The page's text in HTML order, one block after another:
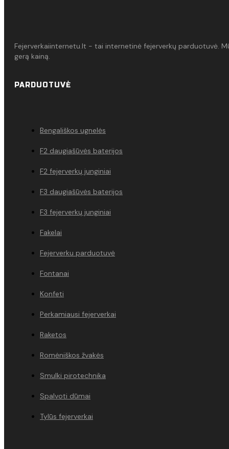
Fejerverkaiinternetu.lt - tai internetinė fejerverkų parduotuvė.
gerą kainą.
PARDUOTUVĖ
Bengališkos ugnelės
F2 daugiašūvės baterijos
F2 fejerverkų junginiai
F3 daugiašūvės baterijos
F3 fejerverkų junginiai
Fakelai
Fejerverku parduotuvė
Fontanai
Konfeti
Perkamiausi fejerverkai
Raketos
Romėniškos žvakės
Smulki pirotechnika
Spalvoti dūmai
Tylūs fejerverkai